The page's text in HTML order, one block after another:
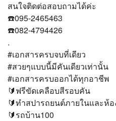
สนใจติดต่อสอบถามได้ค่ะ
☎️095-2465463
☎️082-4794426
.
#เอกสารครบจบที่เดียว
#สวยๆแบบนี้มีคันเดียวเท่านั้น
#เอกสารครบออกได้ทุกอาชีพ
🔰ฟรีขัดเคลือบสีรอบคัน
🔰ทำสปารถยนต์ภายในและห้อ
🔰รถบ้าน100